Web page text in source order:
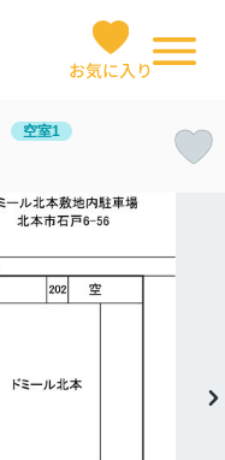
お気に入り
空室1